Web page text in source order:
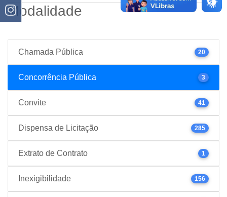
Modalidade
Chamada Pública 20
Concorrência Pública 3
Convite 41
Dispensa de Licitação 285
Extrato de Contrato 1
Inexigibilidade 156